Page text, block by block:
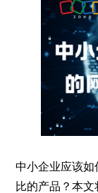
中小企业应该
比的产品？本